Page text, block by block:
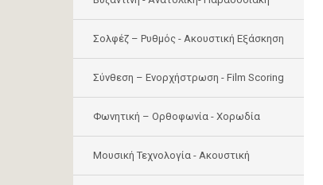
Σολφέζ – Ρυθμός - Ακουστική Εξάσκηση
Σύνθεση – Ενορχήστρωση - Film Scoring
Φωνητική – Ορθοφωνία - Χορωδία
Μουσική Τεχνολογία - Ακουστική